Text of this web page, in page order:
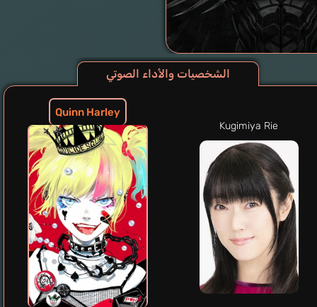
الشخصيات والأداء الصوتي
Quinn Harley
Kugimiya Rie